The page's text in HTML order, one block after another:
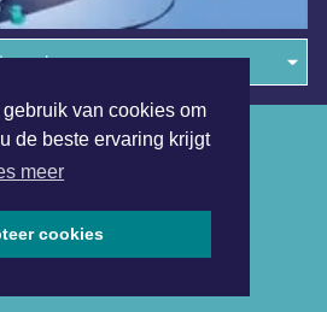
van cookies om
de beste ervaring krijgt
meer
cookies
regio